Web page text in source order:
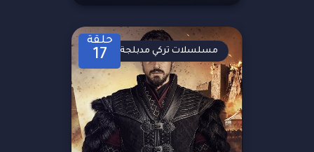
حلقة
17 مسلسلات تركي مدبلجة